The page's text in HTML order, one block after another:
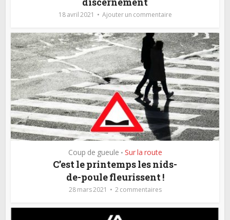
18 avril 2021 Ajouter un commentaire
Coup de gueule • Sur la route
C’est le printemps les nids-
de-poule fleurissent !
28 mars 2021 2 commentaires